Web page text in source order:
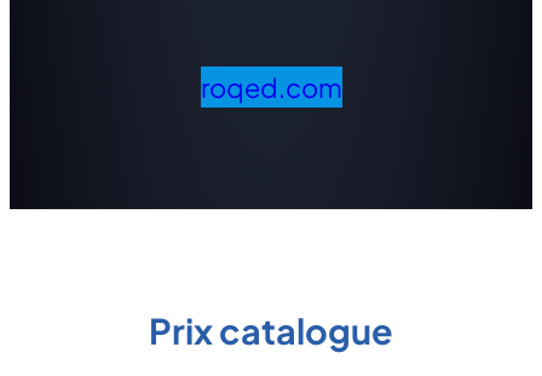
roqed.com
Prix catalogue